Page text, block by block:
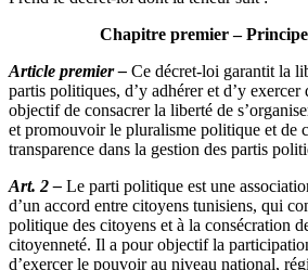
Chapitre premier –
Article premier – Ce décret-loi garantit la
partis politiques, d’y adhérer et d’y
objectif de consacrer la liberté de
et promouvoir le pluralisme politique et de
transparence dans la gestion des partis
Art. 2 – Le parti politique est une
d’un accord entre citoyens tunisiens, qui
politique des citoyens et à la consécration
citoyenneté. Il a pour objectif la
d’exercer le pouvoir au niveau national,